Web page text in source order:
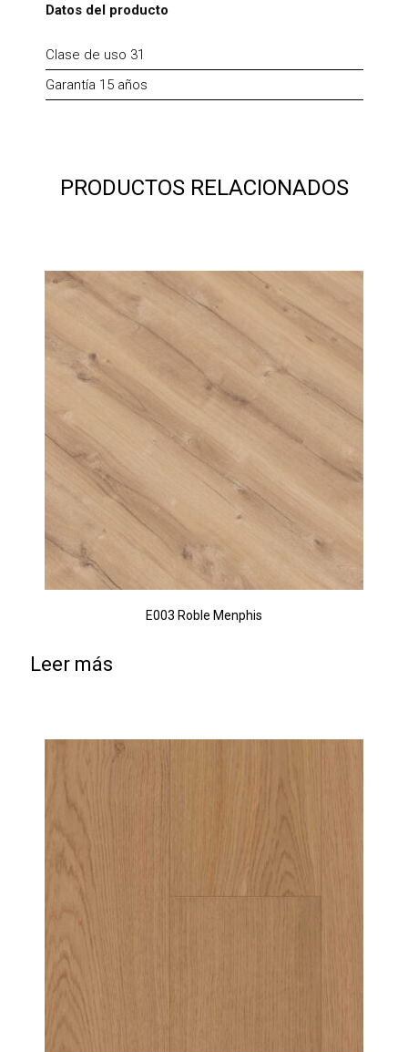
Datos del producto
Clase de uso 31
Garantía 15 años
PRODUCTOS RELACIONADOS
E003 Roble Menphis
Leer más